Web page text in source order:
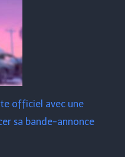
officiel avec une
sa bande-annonce